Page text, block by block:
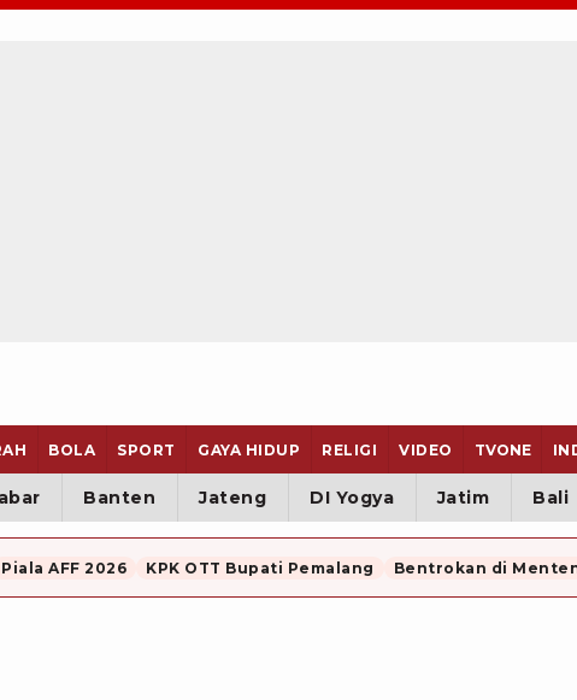
BOLA SPORT GAYA HIDUP RELIGI VIDEO TVONE
Banten Jateng DI Yogya Jatim Bali
Piala AFF 2026 KPK OTT Bupati Pemalang Bentrokan di